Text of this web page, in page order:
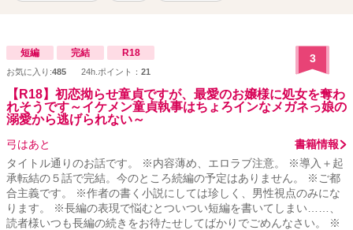
短編 完結 R18
お気に入り:485 24h.ポイント： 21
3
【R18】初恋拗らせ童貞ですが、最愛のお嬢様に処女を奪わ
れそうです～イケメン童貞執事はちょろインなメガネっ娘の
溺愛から逃げられない～
弓はあと
書籍情報
タイトル通りのお話です。 ※内容薄め、エロラブ注意。 ※導入＋起
承転結の５話で完結。今のところ続編の予定はありません。 ※ご都
合主義です。 ※作者の書く小説にしては珍しく、男性視点のみにな
ります。 ※長編の表現で悩むとついつい短編を書いてしまい……、
読者様いつも長編の続きをお待たせしてばかりでごめんなさい。 ※